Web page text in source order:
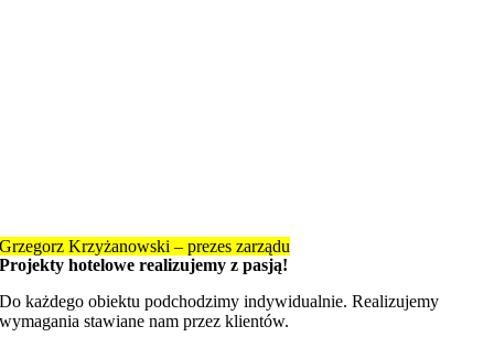
Grzegorz Krzyżanowski – prezes zarządu
Projekty hotelowe realizujemy z pasją!
Do każdego obiektu podchodzimy indywidualnie. Realizujemy
wymagania stawiane nam przez klientów.